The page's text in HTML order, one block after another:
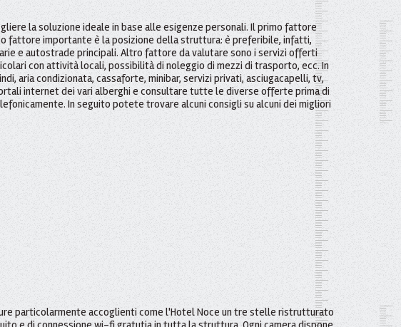
la soluzione ideale in base alle esigenze personali. Il primo fattore
fattore importante è la posizione della struttura: è preferibile, infatti,
e autostrade principali. Altro fattore da valutare sono i servizi offerti
con attività locali, possibilità di noleggio di mezzi di trasporto, ecc. In
aria condizionata, cassaforte, minibar, servizi privati, asciugacapelli, tv,
internet dei vari alberghi e consultare tutte le diverse offerte prima di
In seguito potete trovare alcuni consigli su alcuni dei migliori
particolarmente accoglienti come l'Hotel Noce un tre stelle ristrutturato